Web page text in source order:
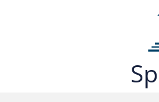
Przejdź do menu głównego
Przejdź do mapy serwisu (nacisnij